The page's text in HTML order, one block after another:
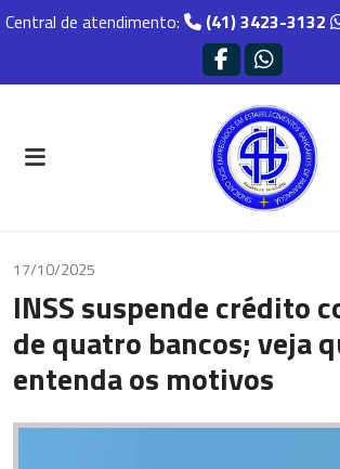
Central de atendimento: (41) 3423-3132
17/10/2025
INSS suspende crédito
de quatro bancos; veja
entenda os motivos